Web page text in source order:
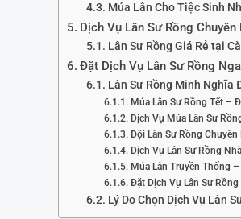
Múa Lân Cho Tiệc Sinh
Dịch Vụ Lân Sư Rồng
Lân Sư Rồng Giá Rẻ tại
Đặt Dịch Vụ Lân Sư Rồng
Lân Sư Rồng Minh Nghĩa
Múa Lân Sư Rồng Tết –
Dịch Vụ Múa Lân Sư
Đội Lân Sư Rồng
Dịch Vụ Lân Sư Rồng
Múa Lân Truyền Thống
Đặt Dịch Vụ Lân Sư
Lý Do Chọn Dịch Vụ Lân